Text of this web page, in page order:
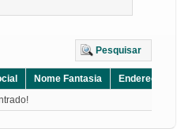
Pesquisar
Nome Fantasia Endereço